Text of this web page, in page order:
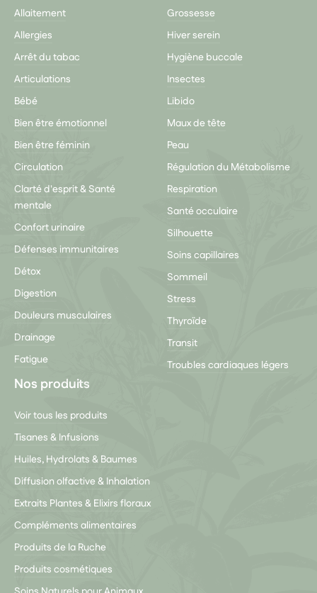
Allaitement
Allergies
Arrêt du tabac
Articulations
Bébé
Bien être émotionnel
Bien être féminin
Circulation
Clarté d'esprit & Santé
mentale
Confort urinaire
Défenses immunitaires
Détox
Digestion
Douleurs musculaires
Drainage
Fatigue
Grossesse
Hiver serein
Hygiène buccale
Insectes
Libido
Maux de tête
Peau
Régulation du Métabolisme
Respiration
Santé occulaire
Silhouette
Soins capillaires
Sommeil
Stress
Thyroïde
Transit
Troubles cardiaques légers
Nos produits
Voir tous les produits
Tisanes & Infusions
Huiles, Hydrolats & Baumes
Diffusion olfactive & Inhalation
Extraits Plantes & Elixirs floraux
Compléments alimentaires
Produits de la Ruche
Produits cosmétiques